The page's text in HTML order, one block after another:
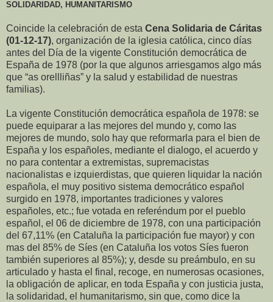
SOLIDARIDAD, HUMANITARISMO
Coincide la celebración de esta Cena Solidaria de Cáritas
(01-12-17), organización de la iglesia católica, cinco días
antes del Día de la vigente Constitución democrática de
España de 1978 (por la que algunos arriesgamos algo más
que “as orellliñas” y la salud y estabilidad de nuestras
familias).
La vigente Constitución democrática española de 1978: se
puede equiparar a las mejores del mundo y, como las
mejores de mundo, solo hay que reformarla para el bien de
España y los españoles, mediante el dialogo, el acuerdo y
no para contentar a extremistas, supremacistas
nacionalistas e izquierdistas, que quieren liquidar la nación
española, el muy positivo sistema democrático español
surgido en 1978, importantes tradiciones y valores
españoles, etc.; fue votada en referéndum por el pueblo
español, el 06 de diciembre de 1978, con una participación
del 67,11% (en Cataluña la participación fue mayor) y con
mas del 85% de Síes (en Cataluña los votos Síes fueron
también superiores al 85%); y, desde su preámbulo, en su
articulado y hasta el final, recoge, en numerosas ocasiones,
la obligación de aplicar, en toda España y con justicia justa,
la solidaridad, el humanitarismo, sin que, como dice la